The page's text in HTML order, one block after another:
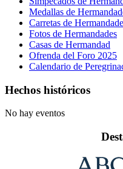
Medallas de
Carretas de
Fotos de Hermandades
Casas de Hermandad
Ofrenda del Foro 2025
Calendario de
Hechos históricos
No hay eventos